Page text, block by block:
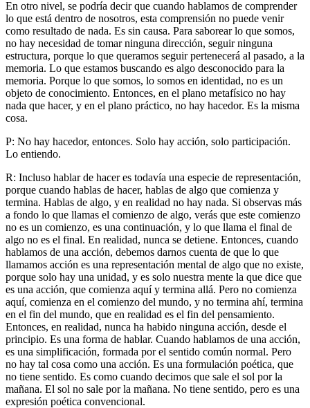
En otro nivel, se podría decir que cuando hablamos de comprender
lo que está dentro de nosotros, esta comprensión no puede venir
como resultado de nada. Es sin causa. Para saborear lo que somos,
no hay necesidad de tomar ninguna dirección, seguir ninguna
estructura, porque lo que queramos seguir pertenecerá al pasado, a la
memoria. Lo que estamos buscando es algo desconocido para la
memoria. Porque lo que somos, lo somos en identidad, no es un
objeto de conocimiento. Entonces, en el plano metafísico no hay
nada que hacer, y en el plano práctico, no hay hacedor. Es la misma
cosa.
P: No hay hacedor, entonces. Solo hay acción, solo participación.
Lo entiendo.
R: Incluso hablar de hacer es todavía una especie de representación,
porque cuando hablas de hacer, hablas de algo que comienza y
termina. Hablas de algo, y en realidad no hay nada. Si observas más
a fondo lo que llamas el comienzo de algo, verás que este comienzo
no es un comienzo, es una continuación, y lo que llama el final de
algo no es el final. En realidad, nunca se detiene. Entonces, cuando
hablamos de una acción, debemos darnos cuenta de que lo que
llamamos acción es una representación mental de algo que no existe,
porque solo hay una unidad, y es solo nuestra mente la que dice que
es una acción, que comienza aquí y termina allá. Pero no comienza
aquí, comienza en el comienzo del mundo, y no termina ahí, termina
en el fin del mundo, que en realidad es el fin del pensamiento.
Entonces, en realidad, nunca ha habido ninguna acción, desde el
principio. Es una forma de hablar. Cuando hablamos de una acción,
es una simplificación, formada por el sentido común normal. Pero
no hay tal cosa como una acción. Es una formulación poética, que
no tiene sentido. Es como cuando decimos que sale el sol por la
mañana. El sol no sale por la mañana. No tiene sentido, pero es una
expresión poética convencional.